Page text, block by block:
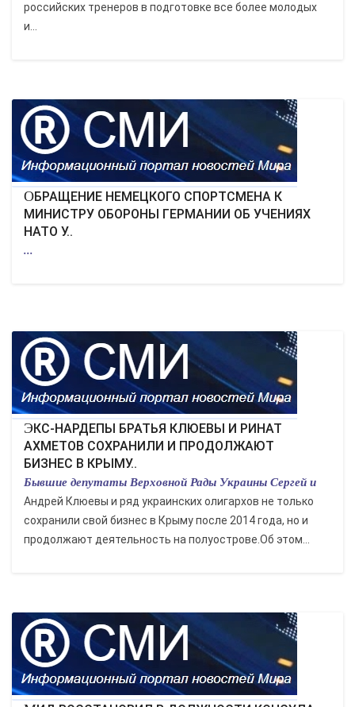
российских тренеров в подготовке все более молодых
и...
ОБРАЩЕНИЕ НЕМЕЦКОГО СПОРТСМЕНА К
МИНИСТРУ ОБОРОНЫ ГЕРМАНИИ ОБ УЧЕНИЯХ
НАТО У..
...
ЭКС-НАРДЕПЫ БРАТЬЯ КЛЮЕВЫ И РИНАТ
АХМЕТОВ СОХРАНИЛИ И ПРОДОЛЖАЮТ
БИЗНЕС В КРЫМУ..
Бывшие депутаты Верховной Рады Украины Сергей и
Андрей Клюевы и ряд украинских олигархов не только
сохранили свой бизнес в Крыму после 2014 года, но и
продолжают деятельность на полуострове.Об этом...